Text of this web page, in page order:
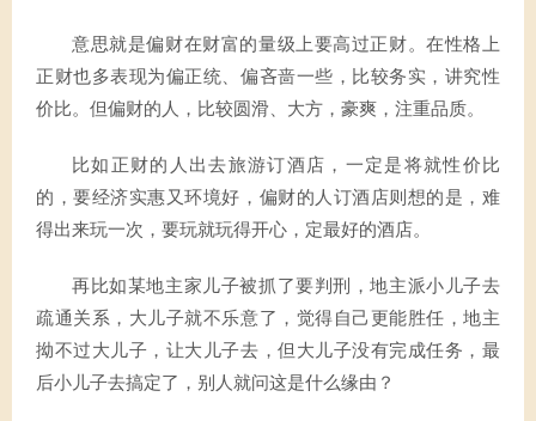
意思就是偏财在财富的量级上要高过正财。在性格上
正财也多表现为偏正统、偏吝啬一些，比较务实，讲究性
价比。但偏财的人，比较圆滑、大方，豪爽，注重品质。
比如正财的人出去旅游订酒店，一定是将就性价比
的，要经济实惠又环境好，偏财的人订酒店则想的是，难
得出来玩一次，要玩就玩得开心，定最好的酒店。
再比如某地主家儿子被抓了要判刑，地主派小儿子去
疏通关系，大儿子就不乐意了，觉得自己更能胜任，地主
拗不过大儿子，让大儿子去，但大儿子没有完成任务，最
后小儿子去搞定了，别人就问这是什么缘由？